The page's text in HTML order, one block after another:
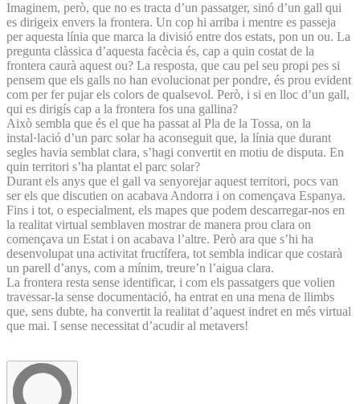
Imaginem, però, que no es tracta d’un passatger, sinó d’un gall qui
es dirigeix envers la frontera. Un cop hi arriba i mentre es passeja
per aquesta línia que marca la divisió entre dos estats, pon un ou. La
pregunta clàssica d’aquesta facècia és, cap a quin costat de la
frontera caurà aquest ou? La resposta, que cau pel seu propi pes si
pensem que els galls no han evolucionat per pondre, és prou evident
com per fer pujar els colors de qualsevol. Però, i si en lloc d’un gall,
qui es dirigís cap a la frontera fos una gallina?
Això sembla que és el que ha passat al Pla de la Tossa, on la
instal·lació d’un parc solar ha aconseguit que, la línia que durant
segles havia semblat clara, s’hagi convertit en motiu de disputa. En
quin territori s’ha plantat el parc solar?
Durant els anys que el gall va senyorejar aquest territori, pocs van
ser els que discutien on acabava Andorra i on començava Espanya.
Fins i tot, o especialment, els mapes que podem descarregar-nos en
la realitat virtual semblaven mostrar de manera prou clara on
començava un Estat i on acabava l’altre. Però ara que s’hi ha
desenvolupat una activitat fructífera, tot sembla indicar que costarà
un parell d’anys, com a mínim, treure’n l’aigua clara.
La frontera resta sense identificar, i com els passatgers que volien
travessar-la sense documentació, ha entrat en una mena de llimbs
que, sens dubte, ha convertit la realitat d’aquest indret en més virtual
que mai. I sense necessitat d’acudir al metavers!